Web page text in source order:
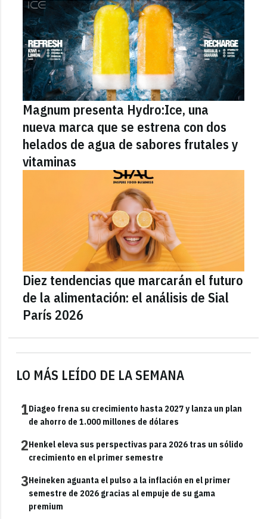
LO MÁS LEÍDO DE LA SEMANA
1Diageo frena su crecimiento hasta 2027 y lanza un plan
de ahorro de 1.000 millones de dólares
2Henkel eleva sus perspectivas para 2026 tras un sólido
crecimiento en el primer semestre
3Heineken aguanta el pulso a la inflación en el primer
semestre de 2026 gracias al empuje de su gama
premium
Magnum presenta Hydro:Ice, una
nueva marca que se estrena con dos
helados de agua de sabores frutales y
vitaminas
Diez tendencias que marcarán el futuro
de la alimentación: el análisis de Sial
París 2026